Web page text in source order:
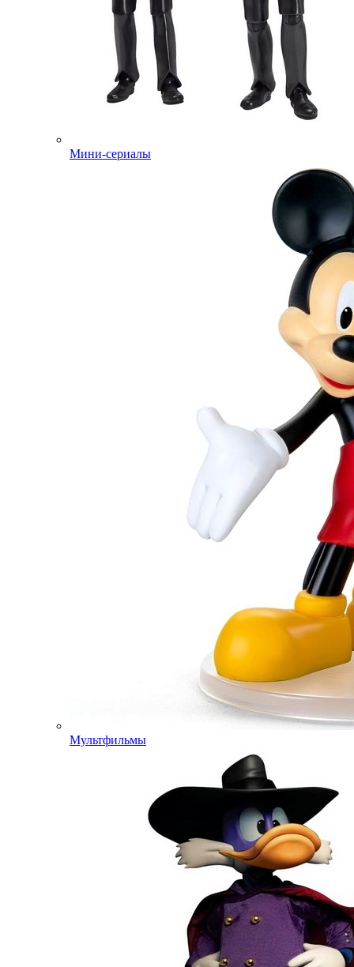
Мини-сериалы
Мультфильмы